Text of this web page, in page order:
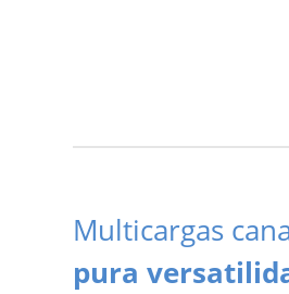
Multicargas
pura